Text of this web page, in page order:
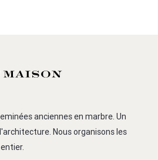
anciennes en marbre. Un
Nous organisons les